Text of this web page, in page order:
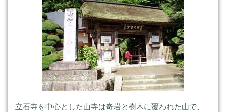
立石寺を中心とした山寺は奇岩と樹木に覆われた山で、